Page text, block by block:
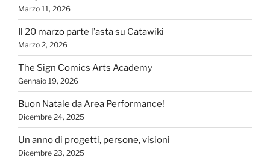
Marzo 11, 2026
Il 20 marzo parte l’asta su Catawiki
Marzo 2, 2026
The Sign Comics Arts Academy
Gennaio 19, 2026
Buon Natale da Area Performance!
Dicembre 24, 2025
Un anno di progetti, persone, visioni
Dicembre 23, 2025